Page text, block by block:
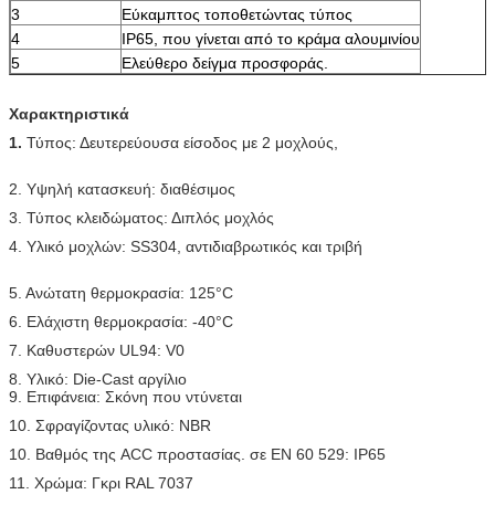
3
Εύκαμπτος τοποθετώντας τύπος
4
IP65, που γίνεται από το κράμα αλουμινίου
5
Ελεύθερο δείγμα προσφοράς.
Χαρακτηριστικά
1. Τύπος: Δευτερεύουσα είσοδος με 2 μοχλούς,
2. Υψηλή κατασκευή: διαθέσιμος
3. Τύπος κλειδώματος: Διπλός μοχλός
4. Υλικό μοχλών: SS304, αντιδιαβρωτικός και τριβή
5. Ανώτατη θερμοκρασία: 125°C
6. Ελάχιστη θερμοκρασία: -40°C
7. Καθυστερών UL94: V0
8. Υλικό: Die-Cast αργίλιο
9. Επιφάνεια: Σκόνη που ντύνεται
10. Σφραγίζοντας υλικό: NBR
10. Βαθμός της ACC προστασίας. σε EN 60 529: IP65
11. Χρώμα: Γκρι RAL 7037